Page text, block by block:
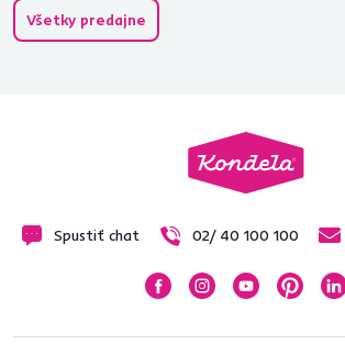
Všetky predajne
Spustiť chat 02/ 40 100 100